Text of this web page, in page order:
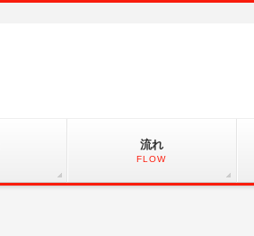
流れ
FLOW